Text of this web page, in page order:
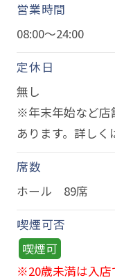
営業時間
08:00～24:00
定休日
無し
※年末年始など店
あります。詳しく
席数
ホール 89席
喫煙可否
喫煙可
※20歳未満は入店